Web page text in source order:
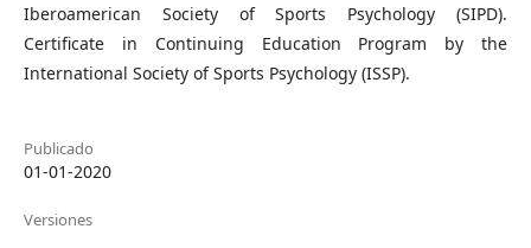
Iberoamerican Society of Sports Psychology (SIPD).
Certificate in Continuing Education Program by the
International Society of Sports Psychology (ISSP).
Publicado
01-01-2020
Versiones